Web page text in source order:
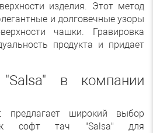
изделия. Этот метод
и долговечные узоры
чашки. Гравировка
продукта и придает
в компании
предлагает широкий выбор
софт тач "Salsa" для